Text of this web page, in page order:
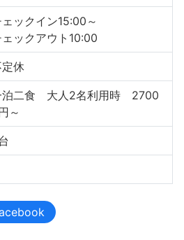
ックイン15:00～
ックアウト10:00
休
泊二食 大人2名利用時 2700
～